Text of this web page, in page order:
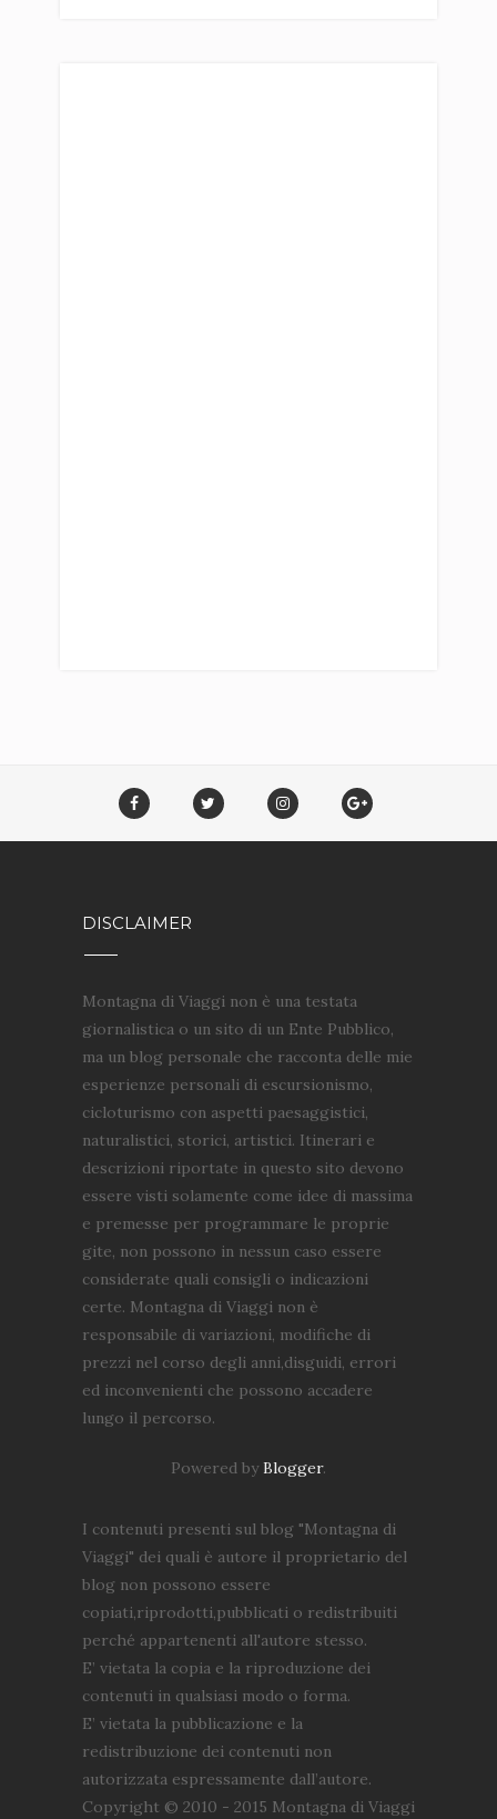
DISCLAIMER
Montagna di Viaggi non è una testata
giornalistica o un sito di un Ente Pubblico,
ma un blog personale che racconta delle mie
esperienze personali di escursionismo,
cicloturismo con aspetti paesaggistici,
naturalistici, storici, artistici. Itinerari e
descrizioni riportate in questo sito devono
essere visti solamente come idee di massima
e premesse per programmare le proprie
gite, non possono in nessun caso essere
considerate quali consigli o indicazioni
certe. Montagna di Viaggi non è
responsabile di variazioni, modifiche di
prezzi nel corso degli anni,disguidi, errori
ed inconvenienti che possono accadere
lungo il percorso.
Powered byBlogger.
I contenuti presenti sul blog "Montagna di
Viaggi" dei quali è autore il proprietario del
blog non possono essere
copiati,riprodotti,pubblicati o redistribuiti
perché appartenenti all'autore stesso.
E’ vietata la copia e la riproduzione dei
contenuti in qualsiasi modo o forma.
E’ vietata la pubblicazione e la
redistribuzione dei contenuti non
autorizzata espressamente dall’autore.
Copyright © 2010 - 2015 Montagna di Viaggi